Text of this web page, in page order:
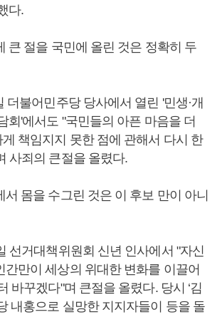
다.
큰 절을 국민에 올린 것은 정확히 두
더불어민주당 당사에서 열린 '민생·개
회'에서도 "국민들의 아픈 마음을 더
책임지지 못한 점에 관해서 다시 한
사죄의 큰절을 올렸다.
서 몸을 수그린 것은 이 후보 만이 아니
선거대책위원회 신년 인사에서 "자신
간만이 세상의 위대한 변화를 이끌어
바꾸겠다"며 큰절을 올렸다. 당시 ‘김
내홍으로 실망한 지지자들이 등을 돌